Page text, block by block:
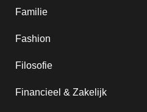
Familie
Fashion
Filosofie
Financieel & Zakelijk